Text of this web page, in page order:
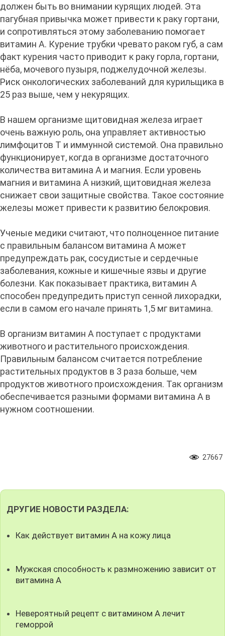
должен быть во внимании курящих людей. Эта
пагубная привычка может привести к раку гортани,
и сопротивляться этому заболеванию помогает
витамин А. Курение трубки чревато раком губ, а сам
факт курения часто приводит к раку горла, гортани,
нёба, мочевого пузыря, поджелудочной железы.
Риск онкологических заболеваний для курильщика в
25 раз выше, чем у некурящих.
В нашем организме щитовидная железа играет
очень важную роль, она управляет активностью
лимфоцитов Т и иммунной системой. Она правильно
функционирует, когда в организме достаточного
количества витамина А и магния. Если уровень
магния и витамина А низкий, щитовидная железа
снижает свои защитные свойства. Такое состояние
железы может привести к развитию белокровия.
Ученые медики считают, что полноценное питание
с правильным балансом витамина А может
предупреждать рак, сосудистые и сердечные
заболевания, кожные и кишечные язвы и другие
болезни. Как показывает практика, витамин А
способен предупредить приступ сенной лихорадки,
если в самом его начале принять 1,5 мг витамина.
В организм витамин А поступает с продуктами
животного и растительного происхождения.
Правильным балансом считается потребление
растительных продуктов в 3 раза больше, чем
продуктов животного происхождения. Так организм
обеспечивается разными формами витамина А в
нужном соотношении.
27667
ДРУГИЕ НОВОСТИ РАЗДЕЛА:
Как действует витамин А на кожу лица
Мужская способность к размножению зависит от
витамина А
Невероятный рецепт с витамином А лечит
геморрой